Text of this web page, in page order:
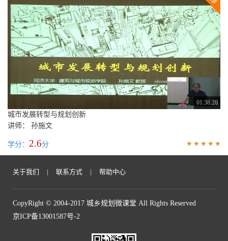
01:38:20
城市发展转型与规划创新
讲师： 孙施文
学分： 2.6分
关于我们 | 联系方式 | 帮助中心
CopyRight © 2004-2017 城乡规划微课堂 All Rights Reserved
京ICP备13001587号-2